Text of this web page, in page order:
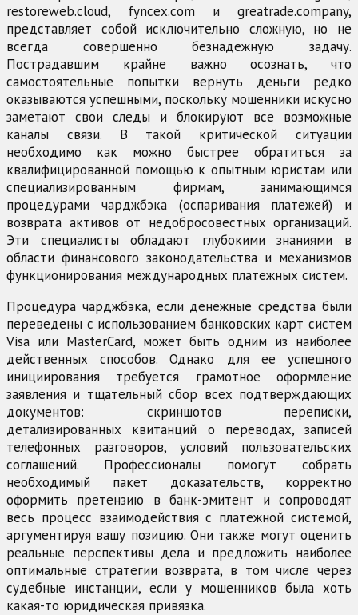
restoreweb.cloud, fyncex.com и greatrade.company,
представляет собой исключительно сложную, но не
всегда совершенно безнадежную задачу.
Пострадавшим крайне важно осознать, что
самостоятельные попытки вернуть деньги редко
оказываются успешными, поскольку мошенники искусно
заметают свои следы и блокируют все возможные
каналы связи. В такой критической ситуации
необходимо как можно быстрее обратиться за
квалифицированной помощью к опытным юристам или
специализированным фирмам, занимающимся
процедурами чарджбэка (оспаривания платежей) и
возврата активов от недобросовестных организаций.
Эти специалисты обладают глубокими знаниями в
области финансового законодательства и механизмов
функционирования международных платежных систем.
Процедура чарджбэка, если денежные средства были
переведены с использованием банковских карт систем
Visa или MasterCard, может быть одним из наиболее
действенных способов. Однако для ее успешного
инициирования требуется грамотное оформление
заявления и тщательный сбор всех подтверждающих
документов: скриншотов переписки,
детализированных квитанций о переводах, записей
телефонных разговоров, условий пользовательских
соглашений. Профессионалы помогут собрать
необходимый пакет доказательств, корректно
оформить претензию в банк-эмитент и сопроводят
весь процесс взаимодействия с платежной системой,
аргументируя вашу позицию. Они также могут оценить
реальные перспективы дела и предложить наиболее
оптимальные стратегии возврата, в том числе через
судебные инстанции, если у мошенников была хоть
какая-то юридическая привязка.